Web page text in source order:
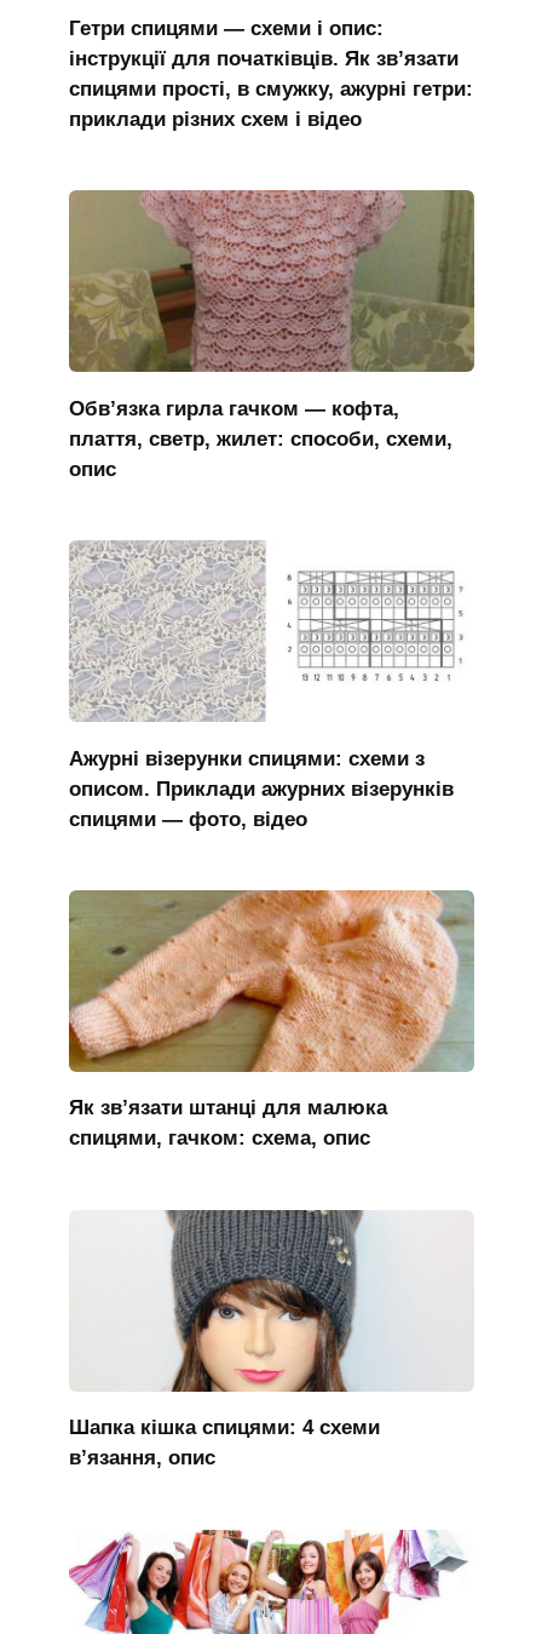
Гетри спицями — схеми і опис:
інструкції для початківців. Як зв’язати
спицями прості, в смужку, ажурні гетри:
приклади різних схем і відео
Обв’язка гирла гачком — кофта,
плаття, светр, жилет: способи, схеми,
опис
Ажурні візерунки спицями: схеми з
описом. Приклади ажурних візерунків
спицями — фото, відео
Як зв’язати штанці для малюка
спицями, гачком: схема, опис
Шапка кішка спицями: 4 схеми
в’язання, опис